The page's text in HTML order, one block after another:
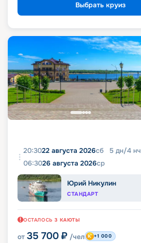
Выбрать круиз
20:3022 августа 2026сб 5 дн/4 нч
06:3026 августа 2026ср
Юрий Никулин
СТАНДАРТ
ОСТАЛОСЬ 3 КАЮТЫ
от 35 700 ₽ /чел +1 000